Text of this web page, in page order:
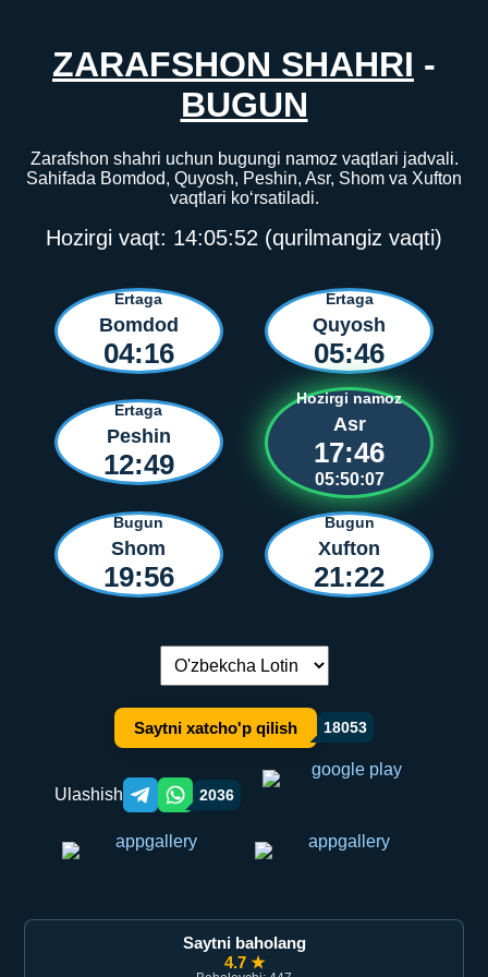
ZARAFSHON SHAHRI -
BUGUN
Zarafshon shahri uchun bugungi namoz vaqtlari jadvali.
Sahifada Bomdod, Quyosh, Peshin, Asr, Shom va Xufton
vaqtlari ko‘rsatiladi.
Hozirgi vaqt: 14:05:52 (qurilmangiz vaqti)
Ertaga
Bomdod
04:16
Ertaga
Quyosh
05:46
Ertaga
Peshin
12:49
Hozirgi namoz
Asr
17:46
05:50:07
Bugun
Shom
19:56
Bugun
Xufton
21:22
Tilni almashtirish:
Saytni xatcho'p qilish 18053
Ulashish Telegram orqali ulashish
WhatsApp orqali ulashish
2036
Saytni baholang
4.7 ★